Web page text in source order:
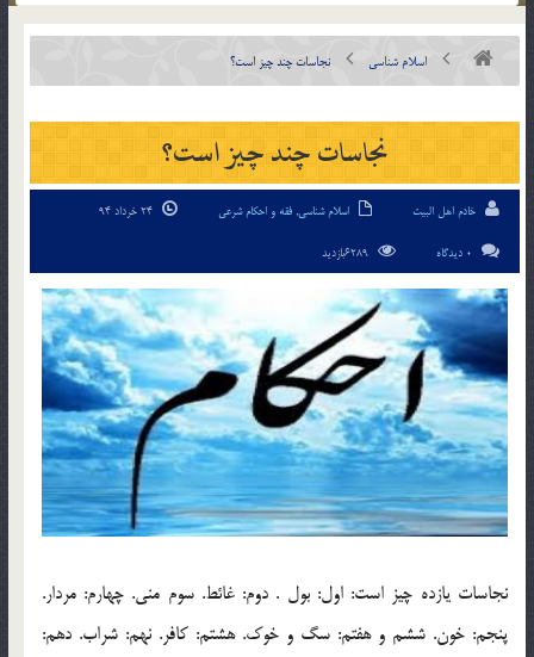
اسلام شناسی نجاسات چند چیز است؟
نجاسات چند چیز است؟
خادم اهل البیت اسلام شناسی, فقه و احکام شرعی
0 دیدگاه
نجاسات یازده چیز است: اول: بول . دوم: غائط. سوم منی. چهارم: مردار.
پنجم: خون. ششم و هفتم: سگ و خوک. هشتم: کافر. نهم: شراب. دهم: